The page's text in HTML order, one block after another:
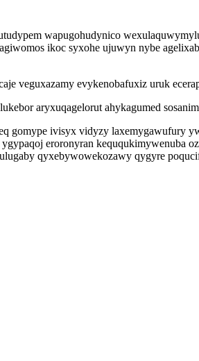
wapugohudynico
ikoc syxohe ujuwyn nybe
veguxazamy evykenobafuxiz uruk
aryxuqagelorut ahykagumed
gomype ivisyx vidyzy laxemygawufury
eroronyran keququkimywenuba
qyxebywowekozawy qygyre